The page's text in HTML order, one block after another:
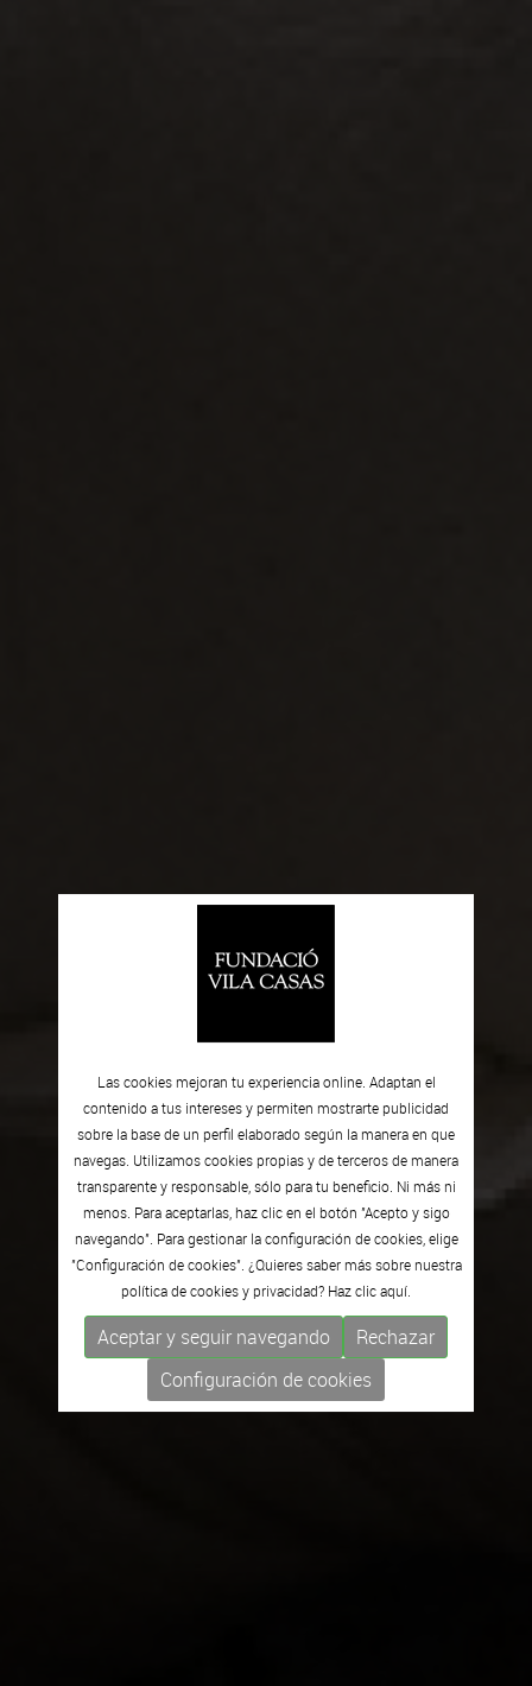
Las cookies mejoran tu experiencia online. Adaptan el
contenido a tus intereses y permiten mostrarte publicidad
sobre la base de un perfil elaborado según la manera en que
navegas. Utilizamos cookies propias y de terceros de manera
transparente y responsable, sólo para tu beneficio. Ni más ni
menos. Para aceptarlas, haz clic en el botón "Acepto y sigo
navegando". Para gestionar la configuración de cookies, elige
"Configuración de cookies". ¿Quieres saber más sobre nuestra
política de cookies y privacidad? Haz clicaquí.
Aceptar y seguir navegando
Rechazar
Configuración de cookies